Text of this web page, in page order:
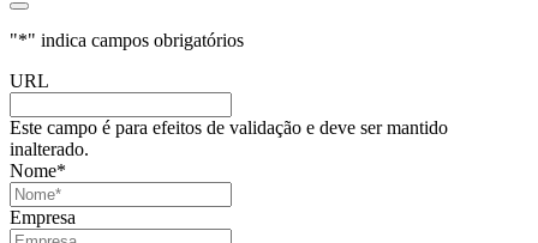
"*" indica campos obrigatórios
URL
Este campo é para efeitos de validação e deve ser mantido
inalterado.
Nome*
Empresa